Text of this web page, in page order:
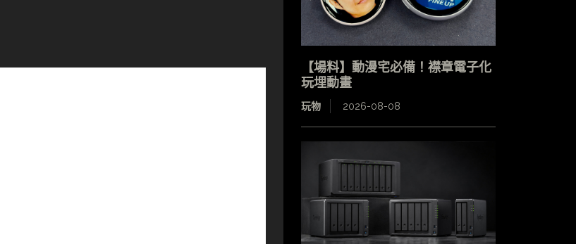
【場料】動漫宅必備！襟章電子化
玩埋動畫
玩物 2026-08-08